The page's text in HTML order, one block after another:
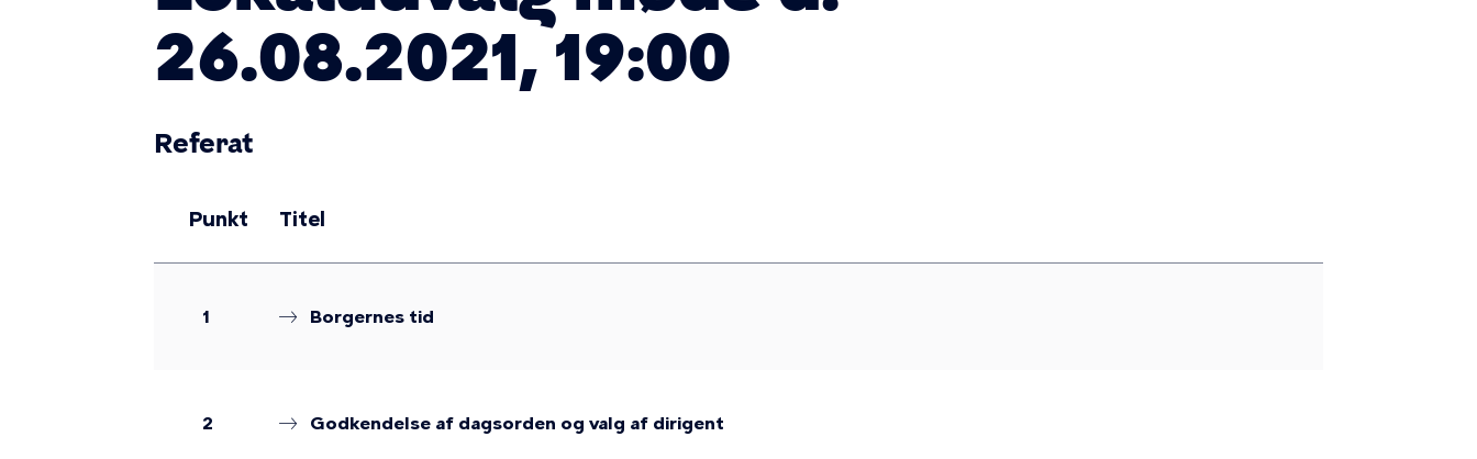
26.08.2021, 19:00
Referat
Punkt Titel
1 Borgernes tid
2 Godkendelse af dagsorden og valg af dirigent